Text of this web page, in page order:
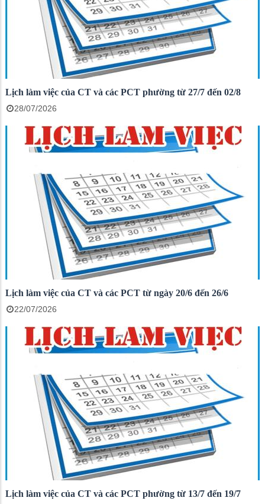
Lịch làm việc của CT và các PCT phường từ 27/7 đến 02/8
28/07/2026
Lịch làm việc của CT và các PCT từ ngày 20/6 đến 26/6
22/07/2026
Lịch làm việc của CT và các PCT phường từ 13/7 đến 19/7